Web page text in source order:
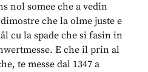
nol somee che a vedin
che la olme juste e
cu la spade che si fasin in
E che il prin al
te messe dal 1347 a